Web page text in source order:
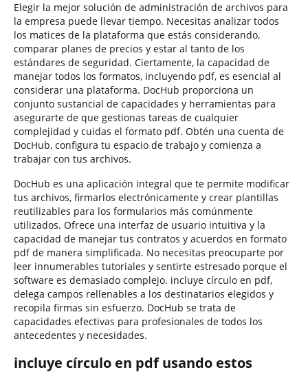
Elegir la mejor solución de administración de archivos para
la empresa puede llevar tiempo. Necesitas analizar todos
los matices de la plataforma que estás considerando,
comparar planes de precios y estar al tanto de los
estándares de seguridad. Ciertamente, la capacidad de
manejar todos los formatos, incluyendo pdf, es esencial al
considerar una plataforma. DocHub proporciona un
conjunto sustancial de capacidades y herramientas para
asegurarte de que gestionas tareas de cualquier
complejidad y cuidas el formato pdf. Obtén una cuenta de
DocHub, configura tu espacio de trabajo y comienza a
trabajar con tus archivos.
DocHub es una aplicación integral que te permite modificar
tus archivos, firmarlos electrónicamente y crear plantillas
reutilizables para los formularios más comúnmente
utilizados. Ofrece una interfaz de usuario intuitiva y la
capacidad de manejar tus contratos y acuerdos en formato
pdf de manera simplificada. No necesitas preocuparte por
leer innumerables tutoriales y sentirte estresado porque el
software es demasiado complejo. incluye círculo en pdf,
delega campos rellenables a los destinatarios elegidos y
recopila firmas sin esfuerzo. DocHub se trata de
capacidades efectivas para profesionales de todos los
antecedentes y necesidades.
incluye círculo en pdf usando estos